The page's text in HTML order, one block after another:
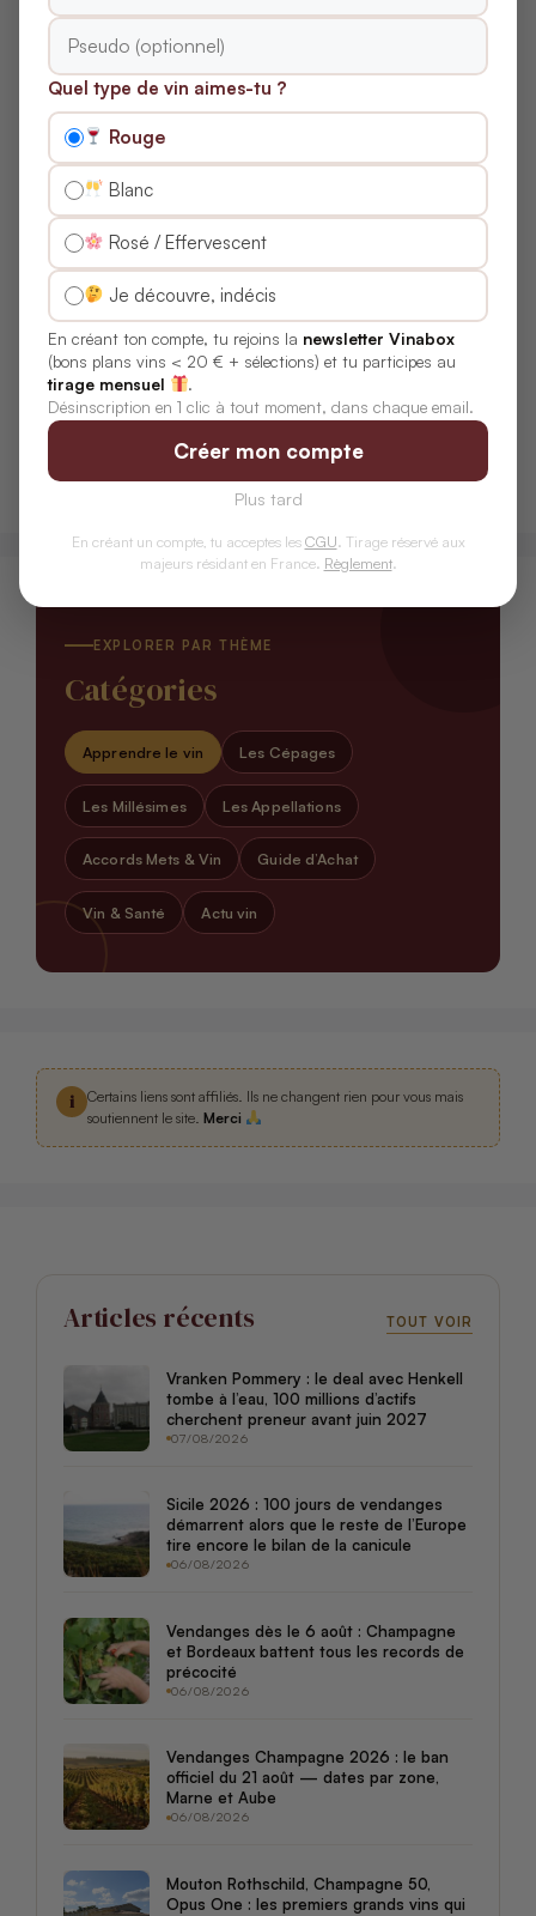
NOS BOX COUP DE CŒUR
LE PETIT BALLON
Échanson
La Box du Baroudeur
LES COFFRETS
Flakon
CHAI D’ŒUVRE
Hédoniste
EXPLORER PAR THÈME
Catégories
Apprendre le vin Les Cépages
Les Millésimes Les Appellations
Accords Mets & Vin Guide d’Achat
Vin & Santé Actu vin
i
Certains liens sont affiliés. Ils ne changent rien pour vous mais
soutiennent le site. Merci
Articles récents TOUT VOIR
Vranken Pommery : le deal avec Henkell
tombe à l’eau, 100 millions d’actifs
cherchent preneur avant juin 2027
07/08/2026
Sicile 2026 : 100 jours de vendanges
démarrent alors que le reste de l’Europe
tire encore le bilan de la canicule
06/08/2026
Vendanges dès le 6 août : Champagne
et Bordeaux battent tous les records de
précocité
06/08/2026
Vendanges Champagne 2026 : le ban
officiel du 21 août — dates par zone,
Marne et Aube
06/08/2026
Mouton Rothschild, Champagne 50,
Opus One : les premiers grands vins qui
Quel type de vin aimes-tu ?
Rouge
Blanc
Rosé / Effervescent
Je découvre, indécis
En créant ton compte, tu rejoins la newsletter Vinabox
(bons plans vins < 20 € + sélections) et tu participes au
tirage mensuel
.
Désinscription en 1 clic à tout moment, dans chaque email.
Créer mon compte
Plus tard
En créant un compte, tu acceptes lesCGU. Tirage réservé aux
majeurs résidant en France. Règlement.